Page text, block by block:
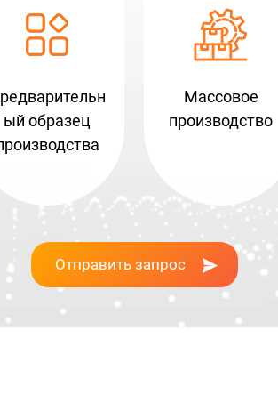
ый образец
Массовое
производство
Отправить запрос